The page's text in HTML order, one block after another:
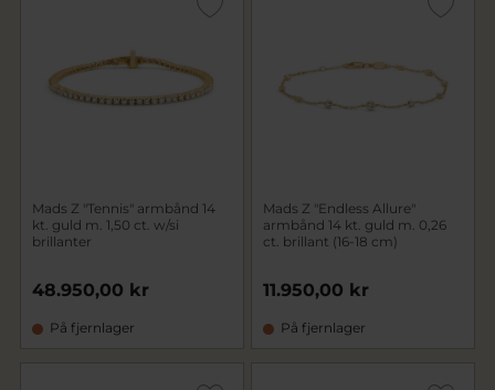
Mads Z "Tennis" armbånd 14
kt. guld m. 1,50 ct. w/si
brillanter
48.950,00 kr
På fjernlager
Mads Z "Endless Allure"
armbånd 14 kt. guld m. 0,26
ct. brillant (16-18 cm)
11.950,00 kr
På fjernlager